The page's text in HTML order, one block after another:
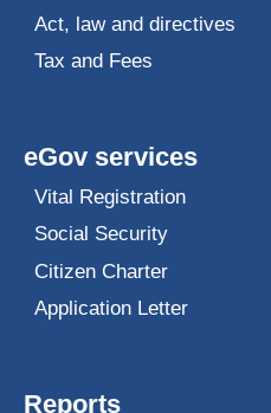
Act, law and directives
Tax and Fees
eGov services
Vital Registration
Social Security
Citizen Charter
Application Letter
Reports